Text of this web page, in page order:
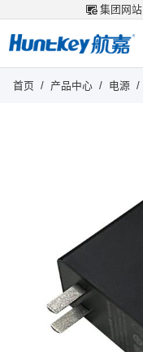
集团网站
首页 / 产品中心 / 电源 /